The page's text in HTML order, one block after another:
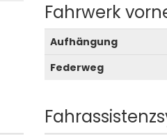
Fahrwerk
Aufhängung
Federweg